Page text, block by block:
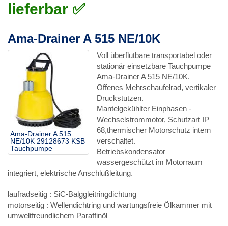
lieferbar ✅
Ama-Drainer A 515 NE/10K
Ama-Drainer A 515
NE/10K 29128673 KSB
Tauchpumpe
Voll überflutbare transportabel oder
stationär einsetzbare Tauchpumpe
Ama-Drainer A 515 NE/10K.
Offenes Mehrschaufelrad, vertikaler
Druckstutzen.
Mantelgekühlter Einphasen -
Wechselstrommotor, Schutzart IP
68,thermischer Motorschutz intern
verschaltet.
Betriebskondensator
wassergeschützt im Motorraum
integriert, elektrische Anschlußleitung.
laufradseitig : SiC-Balggleitringdichtung
motorseitig : Wellendichtring und wartungsfreie Ölkammer mit
umweltfreundlichem Paraffinöl